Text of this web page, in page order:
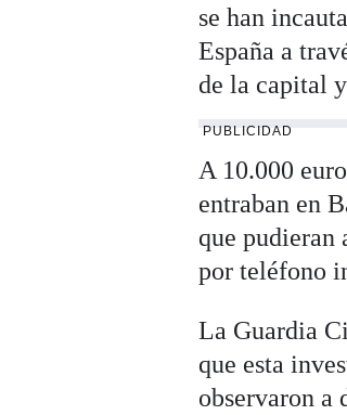
se han
España a
de la capital
PUBLICIDAD
A 10.000
entraban en
que pudieran
por teléfono
La Guardia
que esta
observaron a